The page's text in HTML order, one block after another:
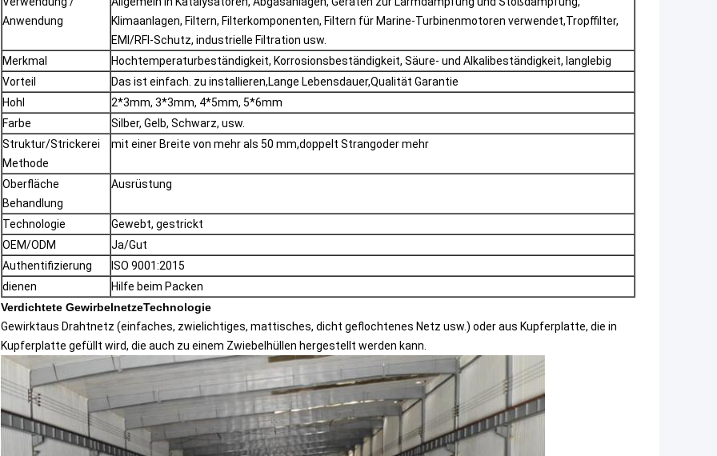
Anwendung
Klimaanlagen, Filtern, Filterkomponenten, Filtern für Marine-Turbinenmotoren verwendet,Tropffilter,
EMI/RFI-Schutz, industrielle Filtration usw.
Merkmal
Hochtemperaturbeständigkeit, Korrosionsbeständigkeit, Säure- und Alkalibeständigkeit, langlebig
Vorteil
Das ist einfach. zu installieren,Lange Lebensdauer,Qualität Garantie
Hohl
2*3mm, 3*3mm, 4*5mm, 5*6mm
Farbe
Silber, Gelb, Schwarz, usw.
Struktur/Strickerei
Methode
mit einer Breite von mehr als 50 mm,doppelt Strangoder mehr
Oberfläche
Behandlung
Ausrüstung
Technologie
Gewebt, gestrickt
OEM/ODM
Ja/Gut
Authentifizierung
ISO 9001:2015
dienen
Hilfe beim Packen
Verdichtete GewirbelnetzeTechnologie
Gewirktaus Drahtnetz (einfaches, zwielichtiges, mattisches, dicht geflochtenes Netz usw.) oder aus Kupferplatte, die in
Kupferplatte gefüllt wird, die auch zu einem Zwiebelhüllen hergestellt werden kann.